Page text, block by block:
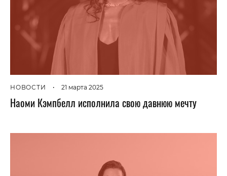
НОВОСТИ • 21 марта 2025
Наоми Кэмпбелл исполнила свою давнюю мечту